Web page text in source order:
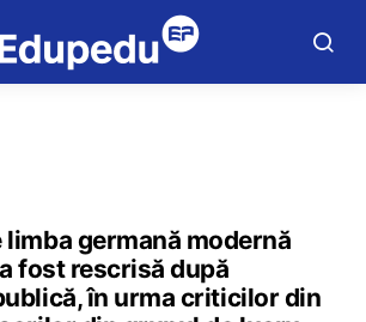
limba germană modernă
fost rescrisă după
în urma criticilor din